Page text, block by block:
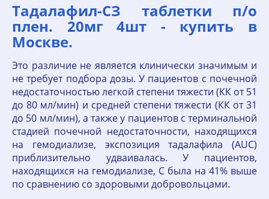
Тадалафил-СЗ таблетки п/о
плен. 20мг 4шт - купить в
Москве.
Это различие не является клинически значимым и
не требует подбора дозы. У пациентов с почечной
недостаточностью легкой степени тяжести (КК от 51
до 80 мл/мин) и средней степени тяжести (КК от 31
до 50 мл/мин), а также у пациентов с терминальной
стадией почечной недостаточности, находящихся
на гемодиализе, экспозиция тадалафила (AUC)
приблизительно удваивалась. У пациентов,
находящихся на гемодиализе, С была на 41% выше
по сравнению со здоровыми добровольцами.